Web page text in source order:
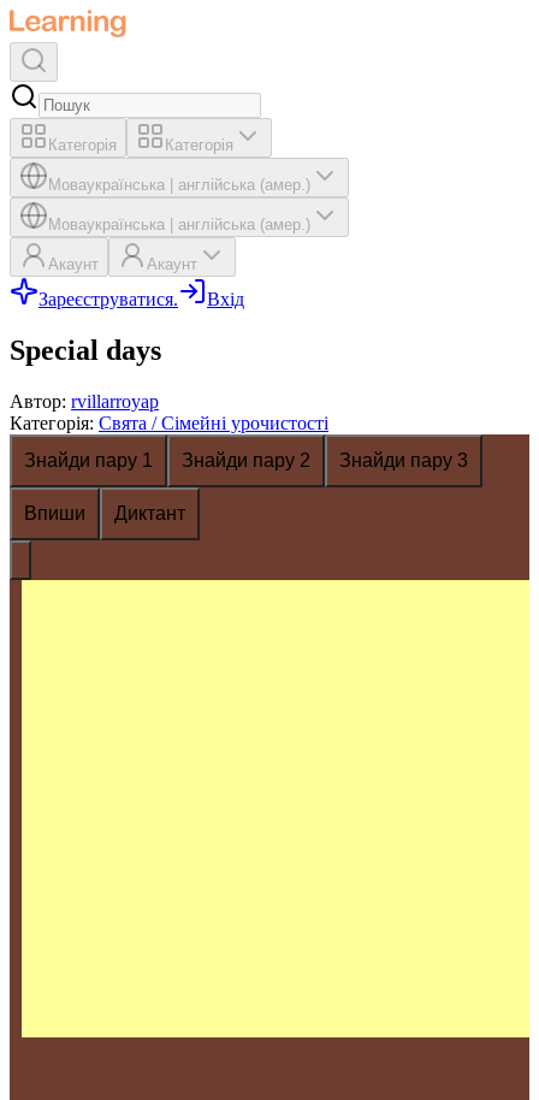
Категорія Категорія
Моваукраїнська англійська (амер.)
Моваукраїнська англійська (амер.)
Акаунт Акаунт
Зареєструватися. Вхід
Special days
Автор: rvillarroyap
Категорія: Свята / Сімейні урочистості
Знайди пару 1
Знайди пару 2 Знайди пару 3
Впиши Диктант